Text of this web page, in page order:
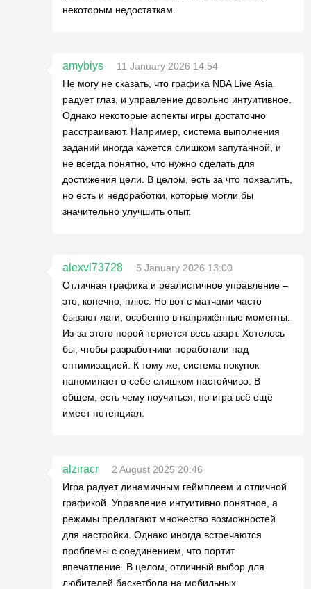
некоторым недостаткам.
amybiys
11 January 2026 14:54
Не могу не сказать, что графика NBA Live Asia
радует глаз, и управление довольно интуитивное.
Однако некоторые аспекты игры достаточно
расстраивают. Например, система выполнения
заданий иногда кажется слишком запутанной, и
не всегда понятно, что нужно сделать для
достижения цели. В целом, есть за что похвалить,
но есть и недоработки, которые могли бы
значительно улучшить опыт.
alexvl73728
5 January 2026 13:00
Отличная графика и реалистичное управление –
это, конечно, плюс. Но вот с матчами часто
бывают лаги, особенно в напряжённые моменты.
Из-за этого порой теряется весь азарт. Хотелось
бы, чтобы разработчики поработали над
оптимизацией. К тому же, система покупок
напоминает о себе слишком настойчиво. В
общем, есть чему поучиться, но игра всё ещё
имеет потенциал.
alziracr
2 August 2025 20:46
Игра радует динамичным геймплеем и отличной
графикой. Управление интуитивно понятное, а
режимы предлагают множество возможностей
для настройки. Однако иногда встречаются
проблемы с соединением, что портит
впечатление. В целом, отличный выбор для
любителей баскетбола на мобильных